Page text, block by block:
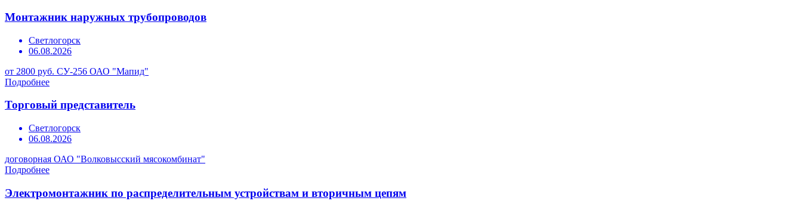
Монтажник наружных трубопроводов
Светлогорск
06.08.2026
от 2800 руб. СУ-256 ОАО "Мапид"
Подробнее
Торговый представитель
Светлогорск
06.08.2026
договорная ОАО "Волковысский мясокомбинат"
Подробнее
Электромонтажник по распределительным устройствам и вторичным цепям